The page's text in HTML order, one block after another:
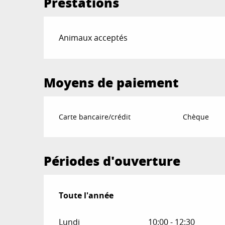
Animaux acceptés
Moyens de paiement
Carte bancaire/crédit Chèque
Périodes d'ouverture
Toute l'année
Toute l'année
Lundi 10:00 - 12:30